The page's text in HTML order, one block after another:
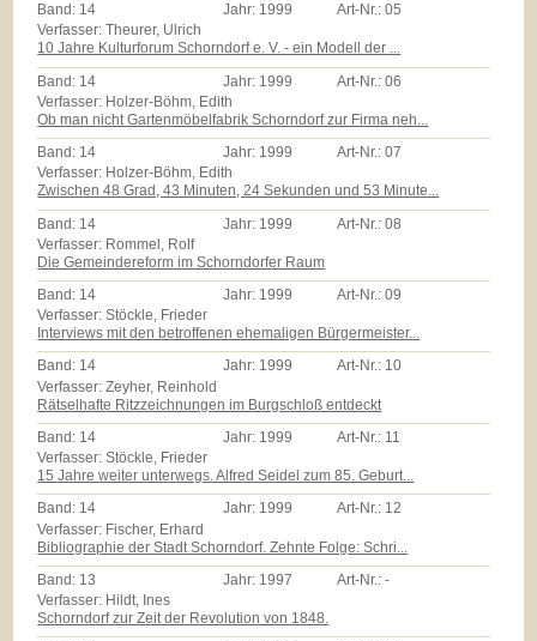
Band: 14 Jahr: 1999 Art-Nr.:05
Verfasser: Theurer, Ulrich
10 Jahre Kulturforum Schorndorf e. V. - ein Modell der ...
Band: 14 Jahr: 1999 Art-Nr.:06
Verfasser: Holzer-Böhm, Edith
Ob man nicht Gartenmöbelfabrik Schorndorf zur Firma neh...
Band: 14 Jahr: 1999 Art-Nr.:07
Verfasser: Holzer-Böhm, Edith
Zwischen 48 Grad, 43 Minuten, 24 Sekunden und 53 Minute...
Band: 14 Jahr: 1999 Art-Nr.:08
Verfasser: Rommel, Rolf
Die Gemeindereform im Schorndorfer Raum
Band: 14 Jahr: 1999 Art-Nr.:09
Verfasser: Stöckle, Frieder
Interviews mit den betroffenen ehemaligen Bürgermeister...
Band: 14 Jahr: 1999 Art-Nr.: 10
Verfasser: Zeyher, Reinhold
Rätselhafte Ritzzeichnungen im Burgschloß entdeckt
Band: 14 Jahr: 1999 Art-Nr.: 11
Verfasser: Stöckle, Frieder
15 Jahre weiter unterwegs. Alfred Seidel zum 85. Geburt...
Band: 14 Jahr: 1999 Art-Nr.: 12
Verfasser: Fischer, Erhard
Bibliographie der Stadt Schorndorf. Zehnte Folge: Schri...
Band: 13 Jahr: 1997 Art-Nr.:-
Verfasser: Hildt, Ines
Schorndorf zur Zeit der Revolution von 1848.